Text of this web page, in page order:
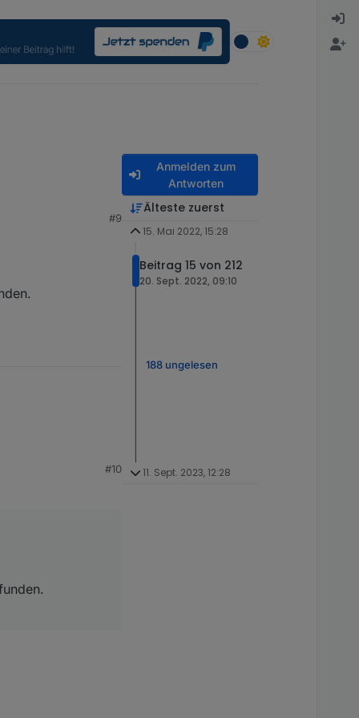
Binding.
#9
#10
Anmelden zum
Antworten
Älteste zuerst
15. Mai 2022, 15:28
Beitrag 15 von 212
20. Sept. 2022, 09:10
188 ungelesen
11. Sept. 2023, 12:28